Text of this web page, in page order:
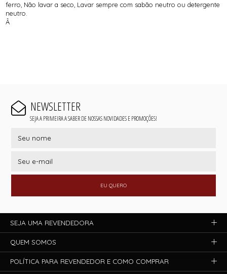
ferro, Não lavar a seco, Lavar sempre com sabão neutro ou detergente
neutro.
Â
NEWSLETTER
SEJA A PRIMEIRA A SABER DE NOSSAS NOVIDADES E PROMOÇÕES!
EU QUERO
SEJA UMA REVENDEDORA
QUEM SOMOS
POLÍTICA PARA REVENDEDOR E COMO COMPRAR